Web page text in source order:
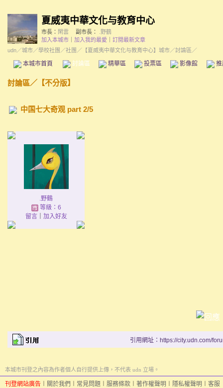
夏威夷中華文化与教育中心
市長： 閑雲 副市長：
.野鶴
加入本城市
加入我的最愛
訂閱最新文章
udn／城市／學校社團 ／社團 ／ 【夏威夷中華文化与教育中心】城市／討論區／
本城市首頁 討論區 精華區 投票區 影像館
討論區／ 【不分版】
中国七大奇观 part 2/5
.野鶴
等級：6
留言｜ 加入好友
引用網址：https://city.udn.com/
本城市刊登之內容為作者個人自行提供上傳，不代表 udn 立場。
刊登網站廣告 關於我們 常見問題 服務條款 著作權聲明 隱私權聲明 客服